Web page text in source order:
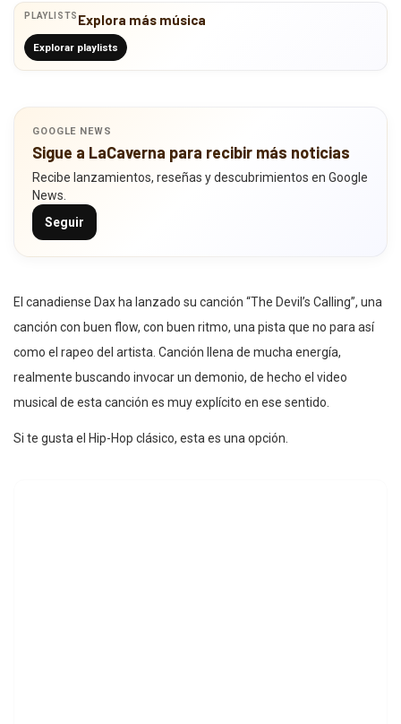
PLAYLISTS Explora más música
Explorar playlists
GOOGLE NEWS
Sigue a LaCaverna para recibir más noticias
Recibe lanzamientos, reseñas y descubrimientos en Google
News.
Seguir
El canadiense Dax ha lanzado su canción “The Devil’s Calling”, una
canción con buen flow, con buen ritmo, una pista que no para así
como el rapeo del artista. Canción llena de mucha energía,
realmente buscando invocar un demonio, de hecho el video
musical de esta canción es muy explícito en ese sentido.
Si te gusta el Hip-Hop clásico, esta es una opción.